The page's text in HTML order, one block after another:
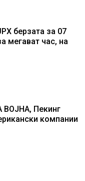
берзата за 07
мегават час, на
Пекинг
компании